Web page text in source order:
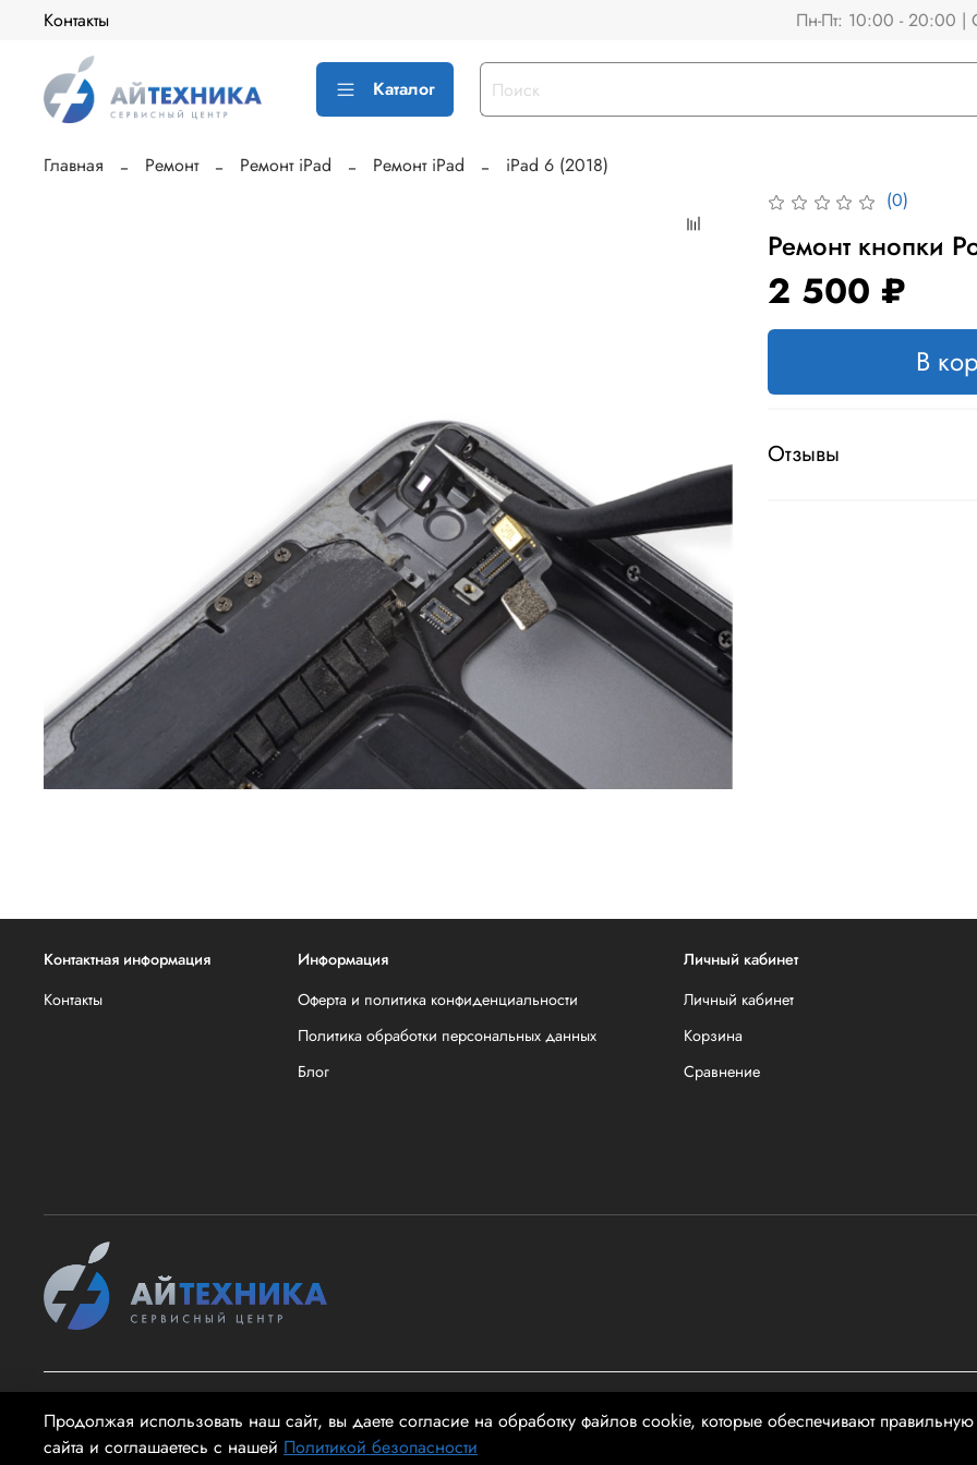
Контакты Пн-Пт: 10:00 - 20:00 |
Каталог
Главная Ремонт Ремонт iPad Ремонт iPad
iPad 6 (2018)
(0)
Ремонт кнопки
2 500 ₽
В
Отзывы
Контактная информация
Контакты
Информация
Оферта и политика конфиденциальности
Политика обработки персональных данных
Блог
Личный кабинет
Личный кабинет
Корзина
Сравнение
Продолжая использовать наш сайт, вы даете согласие на обработку файлов cookie, которые обеспечивают правильную
сайта и соглашаетесь с нашей Политикой безопасности